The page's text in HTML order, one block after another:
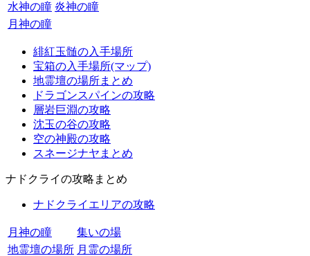
水神の瞳 炎神の瞳
月神の瞳
緋紅玉髄の入手場所
宝箱の入手場所(マップ)
地霊壇の場所まとめ
ドラゴンスパインの攻略
層岩巨淵の攻略
沈玉の谷の攻略
空の神殿の攻略
スネージナヤまとめ
ナドクライの攻略まとめ
ナドクライエリアの攻略
月神の瞳
集いの場
地霊壇の場所 月霊の場所